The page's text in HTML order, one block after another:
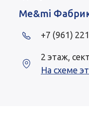
Me&mi
+7 (961)
2 этаж,
На схеме